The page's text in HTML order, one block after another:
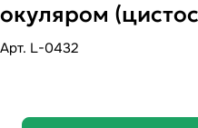
окуляром
Арт. L-0432